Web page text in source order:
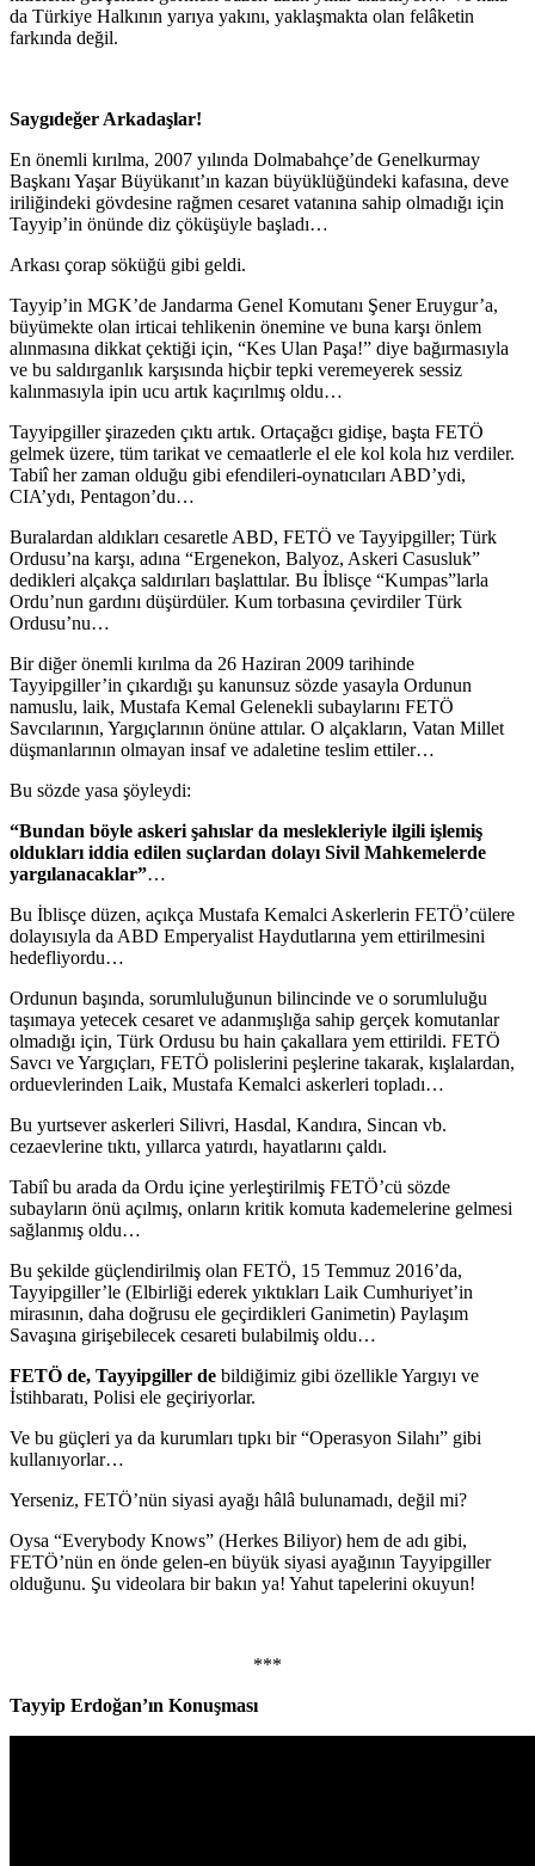
da Türkiye Halkının yarıya yakını, yaklaşmakta olan felâketin
farkında değil.
Saygıdeğer Arkadaşlar!
En önemli kırılma, 2007 yılında Dolmabahçe’de Genelkurmay
Başkanı Yaşar Büyükanıt’ın kazan büyüklüğündeki kafasına, deve
iriliğindeki gövdesine rağmen cesaret vatanına sahip olmadığı için
Tayyip’in önünde diz çöküşüyle başladı…
Arkası çorap söküğü gibi geldi.
Tayyip’in MGK’de Jandarma Genel Komutanı Şener Eruygur’a,
büyümekte olan irticai tehlikenin önemine ve buna karşı önlem
alınmasına dikkat çektiği için, “Kes Ulan Paşa!” diye bağırmasıyla
ve bu saldırganlık karşısında hiçbir tepki veremeyerek sessiz
kalınmasıyla ipin ucu artık kaçırılmış oldu…
Tayyipgiller şirazeden çıktı artık. Ortaçağcı gidişe, başta FETÖ
gelmek üzere, tüm tarikat ve cemaatlerle el ele kol kola hız verdiler.
Tabiî her zaman olduğu gibi efendileri-oynatıcıları ABD’ydi,
CIA’ydı, Pentagon’du…
Buralardan aldıkları cesaretle ABD, FETÖ ve Tayyipgiller; Türk
Ordusu’na karşı, adına “Ergenekon, Balyoz, Askeri Casusluk”
dedikleri alçakça saldırıları başlattılar. Bu İblisçe “Kumpas”larla
Ordu’nun gardını düşürdüler. Kum torbasına çevirdiler Türk
Ordusu’nu…
Bir diğer önemli kırılma da 26 Haziran 2009 tarihinde
Tayyipgiller’in çıkardığı şu kanunsuz sözde yasayla Ordunun
namuslu, laik, Mustafa Kemal Gelenekli subaylarını FETÖ
Savcılarının, Yargıçlarının önüne attılar. O alçakların, Vatan Millet
düşmanlarının olmayan insaf ve adaletine teslim ettiler…
Bu sözde yasa şöyleydi:
“Bundan böyle askeri şahıslar da meslekleriyle ilgili işlemiş
oldukları iddia edilen suçlardan dolayı Sivil Mahkemelerde
yargılanacaklar”…
Bu İblisçe düzen, açıkça Mustafa Kemalci Askerlerin FETÖ’cülere
dolayısıyla da ABD Emperyalist Haydutlarına yem ettirilmesini
hedefliyordu…
Ordunun başında, sorumluluğunun bilincinde ve o sorumluluğu
taşımaya yetecek cesaret ve adanmışlığa sahip gerçek komutanlar
olmadığı için, Türk Ordusu bu hain çakallara yem ettirildi. FETÖ
Savcı ve Yargıçları, FETÖ polislerini peşlerine takarak, kışlalardan,
orduevlerinden Laik, Mustafa Kemalci askerleri topladı…
Bu yurtsever askerleri Silivri, Hasdal, Kandıra, Sincan vb.
cezaevlerine tıktı, yıllarca yatırdı, hayatlarını çaldı.
Tabiî bu arada da Ordu içine yerleştirilmiş FETÖ’cü sözde
subayların önü açılmış, onların kritik komuta kademelerine gelmesi
sağlanmış oldu…
Bu şekilde güçlendirilmiş olan FETÖ, 15 Temmuz 2016’da,
Tayyipgiller’le (Elbirliği ederek yıktıkları Laik Cumhuriyet’in
mirasının, daha doğrusu ele geçirdikleri Ganimetin) Paylaşım
Savaşına girişebilecek cesareti bulabilmiş oldu…
FETÖ de, Tayyipgiller de bildiğimiz gibi özellikle Yargıyı ve
İstihbaratı, Polisi ele geçiriyorlar.
Ve bu güçleri ya da kurumları tıpkı bir “Operasyon Silahı” gibi
kullanıyorlar…
Yerseniz, FETÖ’nün siyasi ayağı hâlâ bulunamadı, değil mi?
Oysa “Everybody Knows” (Herkes Biliyor) hem de adı gibi,
FETÖ’nün en önde gelen-en büyük siyasi ayağının Tayyipgiller
olduğunu. Şu videolara bir bakın ya! Yahut tapelerini okuyun!
***
Tayyip Erdoğan’ın Konuşması